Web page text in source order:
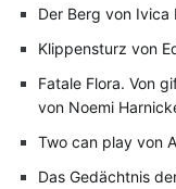
Der Berg von Ivica
Klippensturz von
Fatale Flora. Von
von Noemi
Two can play von
Das Gedächtnis